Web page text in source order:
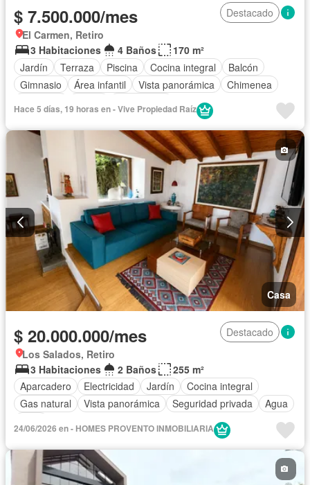
$ 7.500.000/mes
Destacado
El Carmen, Retiro
3 Habitaciones
4 Baños
170 m²
Jardín
Terraza Piscina Cocina integral
Balcón
Gimnasio
Área infantil Vista panorámica
Chimenea
Hace 5 días, 19 horas en - Vive Propiedad Raíz
Casa
$ 20.000.000/mes
Destacado
Los Salados, Retiro
3 Habitaciones
2 Baños
255 m²
Aparcadero
Electricidad Jardín
Cocina integral
Gas natural
Vista panorámica Seguridad privada
Agua
24/06/2026 en - HOMES PROVENTO INMOBILIARIA